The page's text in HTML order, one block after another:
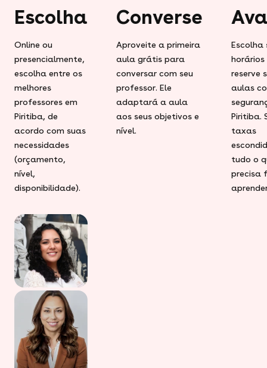
Escolha
Online ou
presencialmente,
escolha entre os
melhores
professores em
Piritiba, de
acordo com suas
necessidades
(orçamento,
nível,
disponibilidade).
Converse
Aproveite a primeira
aula grátis para
conversar com seu
professor. Ele
adaptará a aula
aos seus objetivos e
nível.
Escolha
horários
reserve
aulas
Piritiba.
taxas
tudo o
precisa